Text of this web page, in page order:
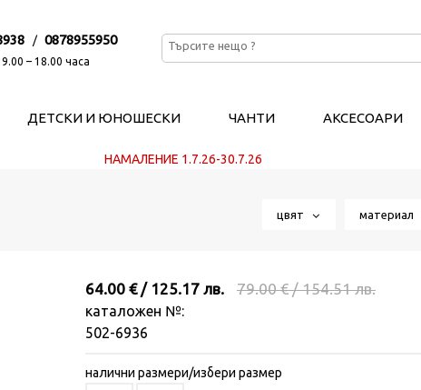
/ 0878955950
– 18.00 часа
ДЕТСКИ И ЮНОШЕСКИ ЧАНТИ АКСЕСОАРИ
НАМАЛЕНИЕ 1.7.26-30.7.26
цвят материал
64.00 € / 125.17 лв. 79.00 € / 154.51 лв.
каталожен №:
502-6936
налични размери/избери размер